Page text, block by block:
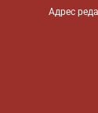
Адрес